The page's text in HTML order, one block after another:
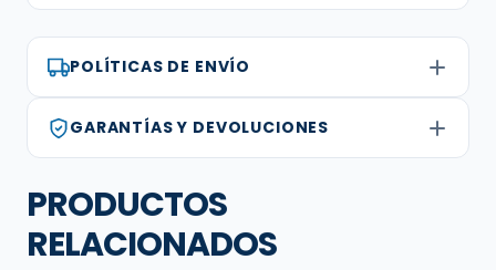
POLÍTICAS DE ENVÍO
GARANTÍAS Y DEVOLUCIONES
PRODUCTOS
RELACIONADOS